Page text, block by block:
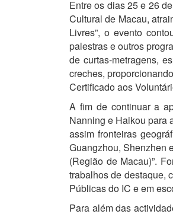
Entre os dias 25 e 26
Cultural de Macau,
Livres”, o evento
palestras e outros
de curtas-metragens,
creches,
Certificado aos
A fim de continuar a
Nanning e Haikou para
assim fronteiras
Guangzhou, Shenzhen
(Região de Macau)”.
trabalhos de destaque,
Públicas do IC e em
Para além das